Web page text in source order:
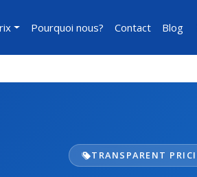
Pourquoi nous? Contact Blog
TRANSPARENT